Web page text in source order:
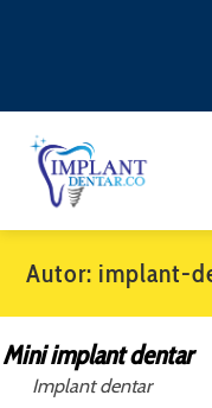
Autor: implant-
Mini implant dentar
Implant dentar